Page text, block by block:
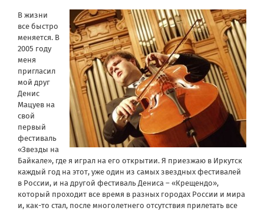
В жизни
все быстро
меняется. В
2005 году
меня
пригласил
мой друг
Денис
Мацуев на
свой
первый
фестиваль
«Звезды на
Байкале», где я играл на его открытии. Я приезжаю в Иркутск
каждый год на этот, уже один из самых звездных фестивалей
в России, и на другой фестиваль Дениса – «Крещендо»,
который проходит все время в разных городах России и мира
и, как-то стал, после многолетнего отсутствия прилетать все